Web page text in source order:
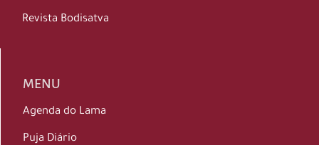
Revista Bodisatva
MENU
Agenda do Lama
Puja Diário